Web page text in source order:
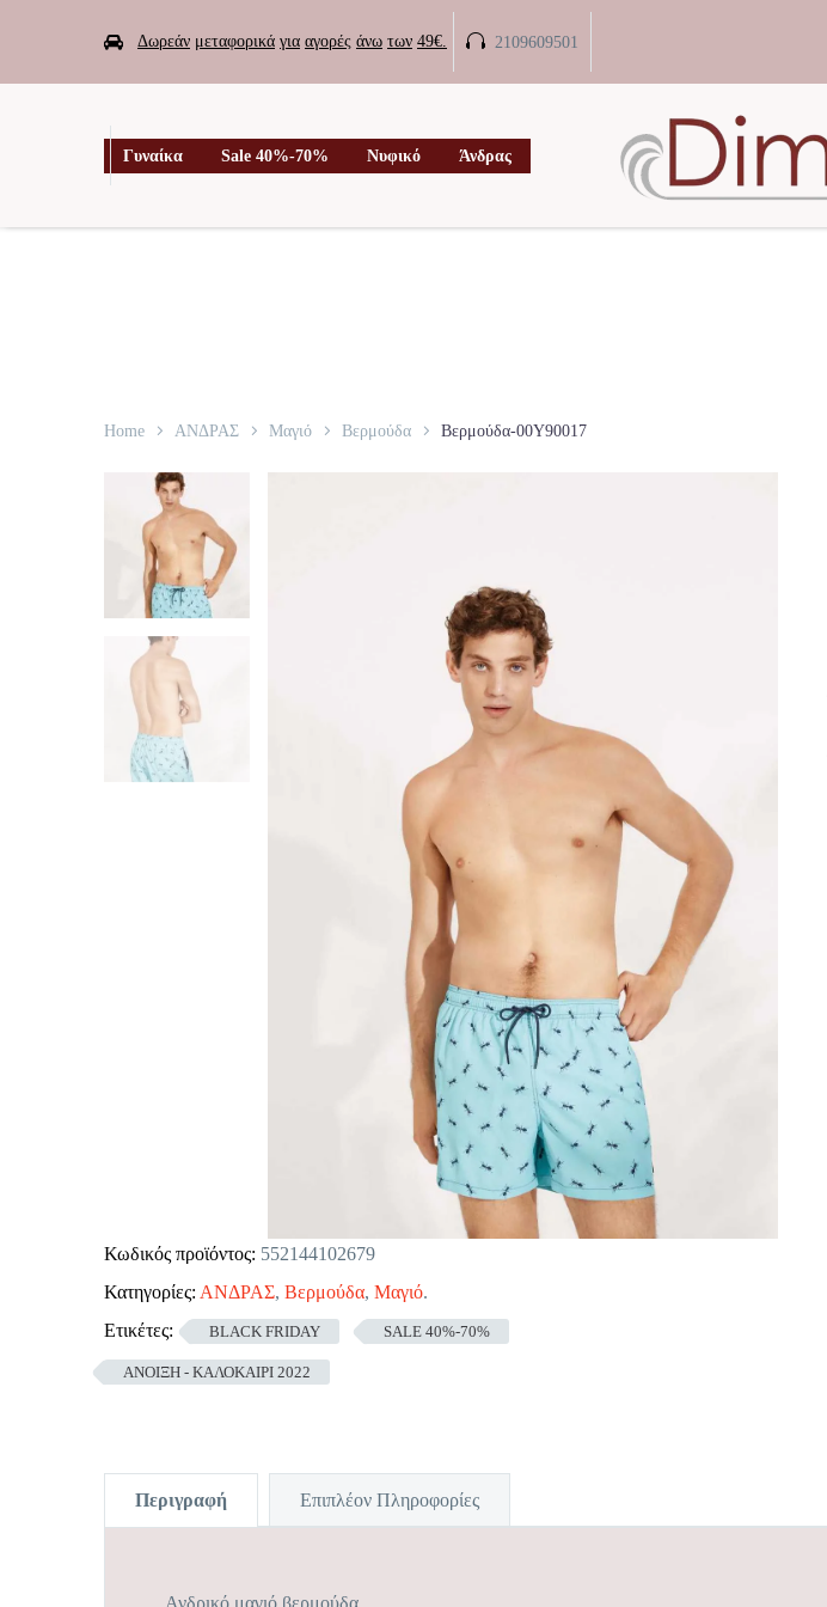
 Δωρεάν μεταφορικά για αγορές άνω των 49€. 
 2109609501
Γυναίκα Sale 40%-70% Νυφικό Άνδρας
Home ΑΝΔΡΑΣ Μαγιό Βερμούδα Βερμούδα-00Y90017
Κωδικός προϊόντος: 552144102679
Κατηγορίες: ΑΝΔΡΑΣ, Βερμούδα, Μαγιό.
Ετικέτες:
BLACK FRIDAY SALE 40%-70%
ΑΝΟΙΞΗ - ΚΑΛΟΚΑΙΡΙ 2022
Περιγραφή Επιπλέον Πληροφορίες
Ανδρικό μαγιό βερμούδα